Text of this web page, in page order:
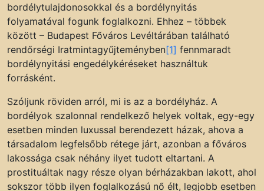
bordélytulajdonosokkal és a bordélynyitás
folyamatával fogunk foglalkozni. Ehhez – többek
között – Budapest Főváros Levéltárában található
rendőrségi Iratmintagyűjteményben[1] fennmaradt
bordélynyitási engedélykéréseket használtuk
forrásként.
Szóljunk röviden arról, mi is az a bordélyház. A
bordélyok szalonnal rendelkező helyek voltak, egy-egy
esetben minden luxussal berendezett házak, ahova a
társadalom legfelsőbb rétege járt, azonban a főváros
lakossága csak néhány ilyet tudott eltartani. A
prostituáltak nagy része olyan bérházakban lakott, ahol
sokszor több ilyen foglalkozású nő élt, legjobb esetben